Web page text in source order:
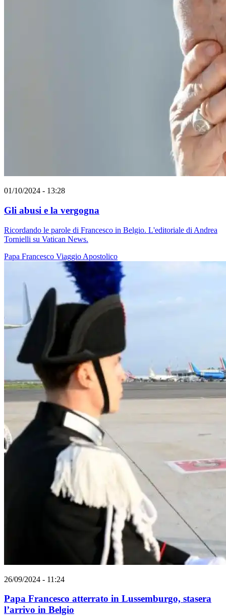
01/10/2024 - 13:28
Gli abusi e la vergogna
Ricordando le parole di Francesco in Belgio. L'editoriale di Andrea
Tornielli su Vatican News.
Papa Francesco Viaggio Apostolico
26/09/2024 - 11:24
Papa Francesco atterrato in Lussemburgo, stasera
l’arrivo in Belgio